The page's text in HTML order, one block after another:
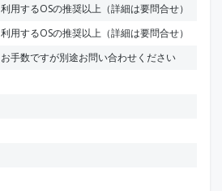
利用するOSの推奨以上（詳細は要問合せ）
利用するOSの推奨以上（詳細は要問合せ）
お手数ですが別途お問い合わせください